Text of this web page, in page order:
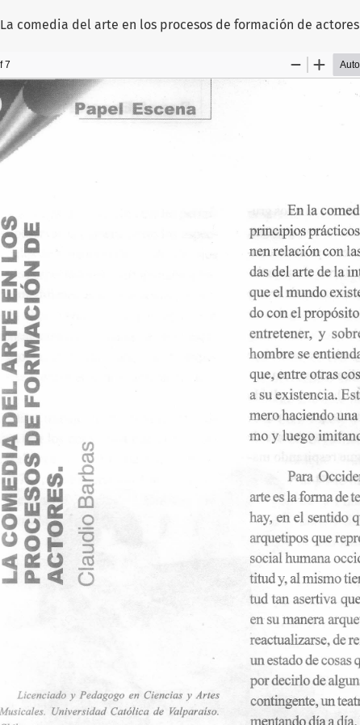
Volver a los detalles del artículo
La comedia del arte en los procesos de formación de actores